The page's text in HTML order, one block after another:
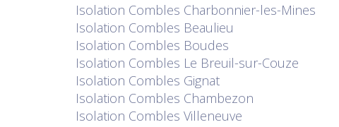
Isolation Combles Charbonnier-les-Mines
Isolation Combles Beaulieu
Isolation Combles Boudes
Isolation Combles Le Breuil-sur-Couze
Isolation Combles Gignat
Isolation Combles Chambezon
Isolation Combles Villeneuve